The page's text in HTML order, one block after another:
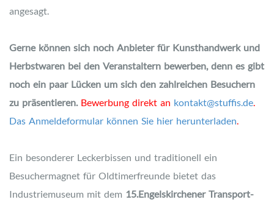
angesagt.
Gerne können sich noch Anbieter für Kunsthandwerk und
Herbstwaren bei den Veranstaltern bewerben, denn es gibt
noch ein paar Lücken um sich den zahlreichen Besuchern
zu präsentieren. Bewerbung direkt an kontakt@stuffis.de.
Das Anmeldeformular können Sie hier herunterladen.
Ein besonderer Leckerbissen und traditionell ein
Besuchermagnet für Oldtimerfreunde bietet das
Industriemuseum mit dem 15.Engelskirchener Transport-